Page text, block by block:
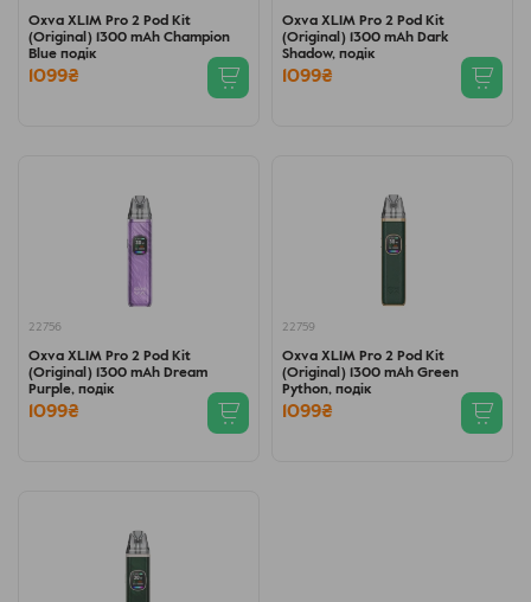
Oxva XLIM Pro 2 Pod Kit
(Original) 1300 mAh Champion
Blue подік
1099₴
Oxva XLIM Pro 2 Pod Kit
(Original) 1300 mAh Dark
Shadow, подік
1099₴
22756
Oxva XLIM Pro 2 Pod Kit
(Original) 1300 mAh Dream
Purple, подік
1099₴
22759
Oxva XLIM Pro 2 Pod Kit
(Original) 1300 mAh Green
Python, подік
1099₴